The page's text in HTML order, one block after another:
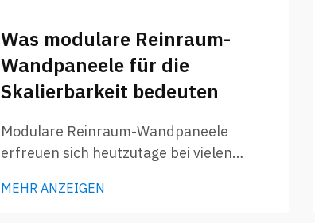
Was modulare Reinraum-
Wandpaneele für die
Skalierbarkeit bedeuten
Modulare Reinraum-Wandpaneele
erfreuen sich heutzutage bei vielen
Paneele sind gewissermaßen spezielle
MEHR ANZEIGEN